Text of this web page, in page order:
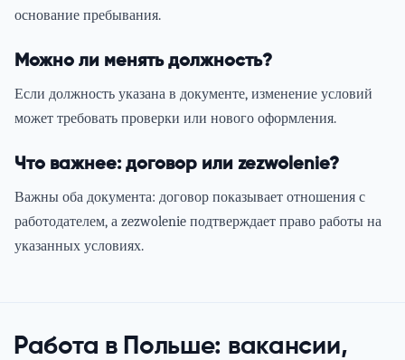
основание пребывания.
Можно ли менять должность?
Если должность указана в документе, изменение условий
может требовать проверки или нового оформления.
Что важнее: договор или zezwolenie?
Важны оба документа: договор показывает отношения с
работодателем, а zezwolenie подтверждает право работы на
указанных условиях.
Работа в Польше: вакансии,